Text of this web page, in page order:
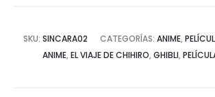
SKU: SINCARA02 CATEGORÍAS: ANIME,
ANIME, EL VIAJE DE CHIHIRO, GHIBLI,